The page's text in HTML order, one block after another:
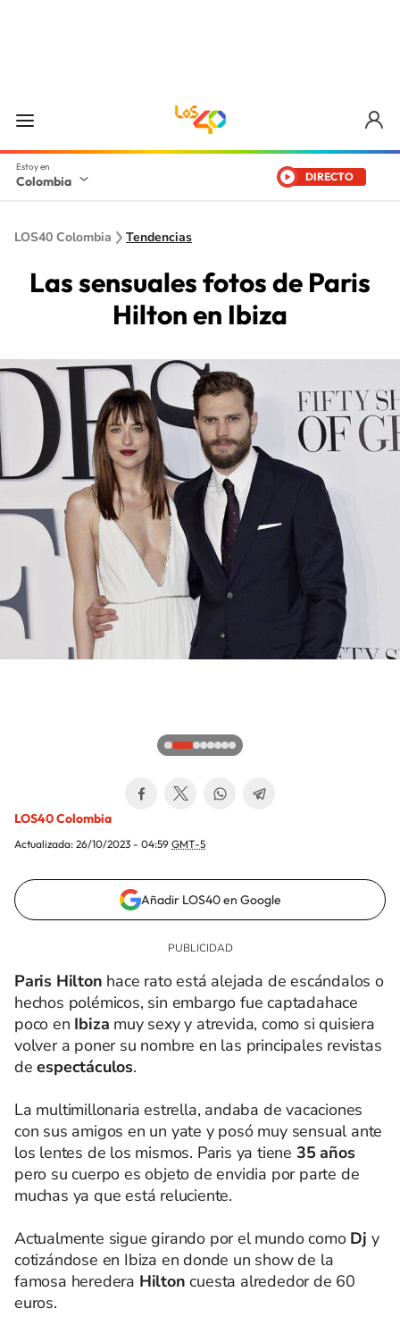
Colombia DIRECTO
LOS40 Colombia Tendencias
Las sensuales fotos de Paris
Hilton en Ibiza
LOS40 Colombia
Actualizada: 26/10/2023 - 04:59 GMT-5
Añadir LOS40 en Google
Paris Hilton hace rato está alejada de escándalos o
hechos polémicos, sin embargo fue captadahace
poco en Ibiza muy sexy y atrevida, como si quisiera
volver a poner su nombre en las principales revistas
deespectáculos.
La multimillonaria estrella, andaba de vacaciones
con sus amigos en un yate y posó muy sensual ante
los lentes de los mismos. Paris ya tiene 35 años
pero su cuerpo es objeto de envidia por parte de
muchas ya que está reluciente.
Actualmente sigue girando por el mundo como Dj y
cotizándose en Ibiza en donde un show de la
famosa heredera Hilton cuesta alrededor de 60
euros.